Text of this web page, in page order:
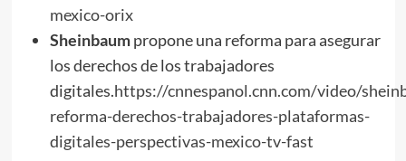
mexico-orix
Sheinbaumpropone una reforma para asegurar
los derechos de los trabajadores
digitales.https://cnnespanol.cnn.com/video/
reforma-derechos-trabajadores-plataformas-
digitales-perspectivas-mexico-tv-fast